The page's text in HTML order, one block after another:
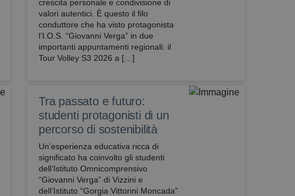
crescita personale e condivisione di
valori autentici. È questo il filo
conduttore che ha visto protagonista
l’I.O.S. “Giovanni Verga” in due
importanti appuntamenti regionali: il
Tour Volley S3 2026 a […]
Tra passato e futuro:
studenti protagonisti di un
percorso di sostenibilità
Un’esperienza educativa ricca di
significato ha coinvolto gli studenti
dell’Istituto Omnicomprensivo
“Giovanni Verga” di Vizzini e
dell’Istituto “Gorgia Vittorini Moncada”